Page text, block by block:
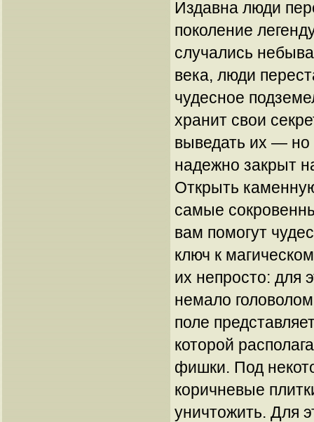
Издавна люди
поколение
случались
века, люди
чудесное
хранит свои
выведать их —
надежно закрыт
Открыть
самые
вам помогут
ключ к
их непросто: для
немало
поле
которой
фишки. Под
коричневые
уничтожить. Для